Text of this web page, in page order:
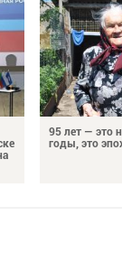
95 лет — это
годы, это